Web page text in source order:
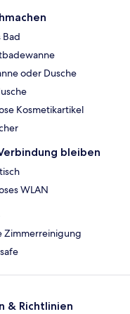
Bad
oder Dusche
Kosmetikartikel
bleiben
WLAN
Zimmerreinigung
& Richtlinien